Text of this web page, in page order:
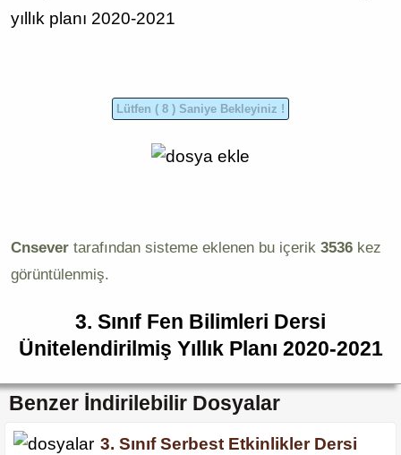
yıllık planı 2020-2021
Cnsever tarafından sisteme eklenen bu içerik 3536 kez
görüntülenmiş.
3. Sınıf Fen Bilimleri Dersi
Ünitelendirilmiş Yıllık Planı 2020-2021
Benzer İndirilebilir Dosyalar
3. Sınıf Serbest Etkinlikler Dersi